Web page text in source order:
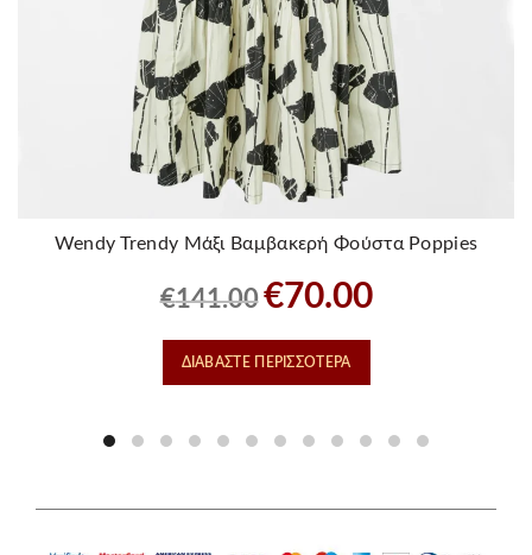
Wendy Trendy Μάξι Βαμβακερή Φούστα Poppies
€141.00
Original
price
was:
€141.00.
€70.00Η
ΔΙΑΒΆΣΤΕ ΠΕΡΙΣΣΌΤΕΡΑ